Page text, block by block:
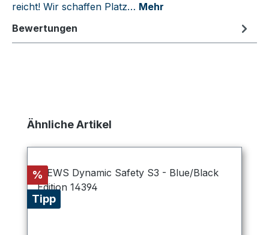
reicht! Wir schaffen Platz… Mehr
Bewertungen
Produktgalerie überspringen
Ähnliche Artikel
Rabatt
%
Tipp